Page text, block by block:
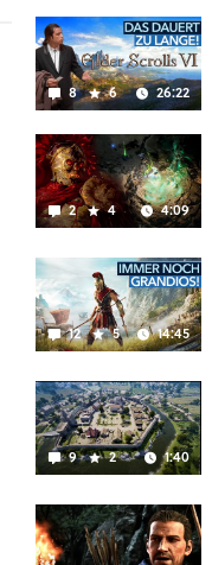
8 6 26:22
2 4 4:09
12 5 14:45
9 2 1:40